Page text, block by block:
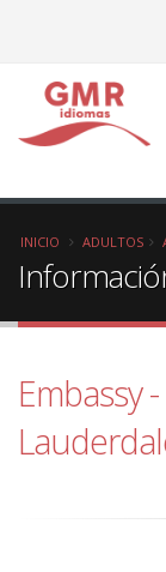
INICIO ADULTOS
Embassy